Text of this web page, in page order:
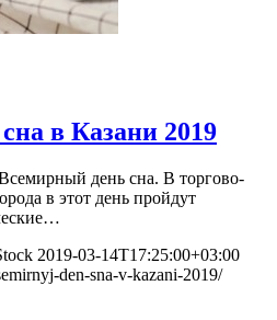
в Казани 2019
день сна. В торгово-
в этот день пройдут
2019-03-14T17:25:00+03:00
den-sna-v-kazani-2019/